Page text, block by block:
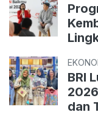
BRI
dan